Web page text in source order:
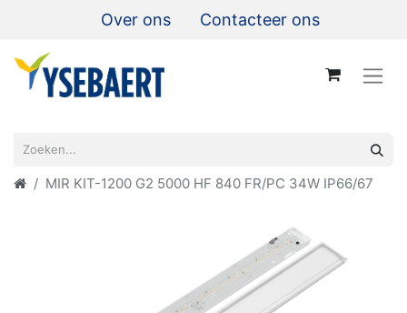
Over ons Contacteer ons
MIR KIT-1200 G2 5000 HF 840 FR/PC 34W IP66/67